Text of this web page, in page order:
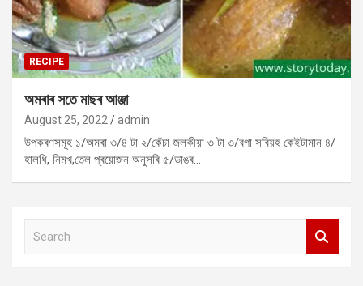
RECIPE
অমৰাৰ সতে মাছৰ আঞ্জা
August 25, 2022 admin
উপকৰণসমূহ ১/অমৰা ৩/৪ টা ২/কেঁচা জলকীয়া ৩ টা ৩/বগা সৰিয়হ কেইটামান ৪/
হালধি, নিমখ,তেল প্ৰয়োজন অনুসৰি ৫/ডাঙৰ…